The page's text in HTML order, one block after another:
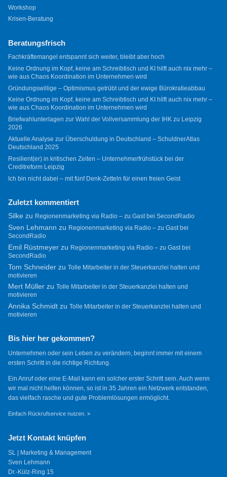
Workshop
Krisen-Beratung
Beratungsfrisch
Fachkräftemangel entspannt sich weiter, bleibt aber hoch
Keine Ordnung im Kopf, keine am Schreibtisch und KI hilft auch nix mehr –
wie aus Chaos Koordination im Unternehmen wird
Gründungswillige – Optimismus getrübt und der ewige Bürokratieabbau
Keine Ordnung im Kopf, keine am Schreibtisch und KI hilft auch nix mehr –
wie aus Chaos Koordination im Unternehmen wird
Briefwahlunterlagen zur Wahl der Vollversammlung der IHK zu Leipzig
2026
Aktuelle Analyse zur Überschuldung in Deutschland – SchuldnerAtlas
Deutschland 2025
Resilient(er) in kritischen Zeiten – Unternehmerfrühstück bei der
Creditreform Leipzig
Ich bin nicht dabei – mit fünf Denk-Zetteln für einen freien Geist
Zuletzt kommentiert
Silkezu Regionenmarketing via Radio – zu Gast bei SecondRadio
Sven Lehmann zu Regionenmarketing via Radio – zu Gast bei
SecondRadio
Emil Rüstmeyerzu Regionenmarketing via Radio – zu Gast bei
SecondRadio
Tom Schneiderzu Tolle Mitarbeiter in der Steuerkanzlei halten und
motivieren
Mert Müllerzu Tolle Mitarbeiter in der Steuerkanzlei halten und
motivieren
Annika Schmidtzu Tolle Mitarbeiter in der Steuerkanzlei halten und
motivieren
Bis hier her gekommen?
Unternehmen oder sein Leben zu verändern, beginnt immer mit einem
ersten Schritt in die richtige Richtung.
Ein Anruf oder eine E-Mail kann ein solcher erster Schritt sein. Auch wenn
wir mal nicht helfen können, so ist in 35 Jahren ein Netzwerk entstanden,
das vielfach rasche und gute Problemlösungen ermöglicht.
Einfach Rückrufservice nutzen. »
Jetzt Kontakt knüpfen
SL | Marketing & Management
Sven Lehmann
Dr.-Külz-Ring 15